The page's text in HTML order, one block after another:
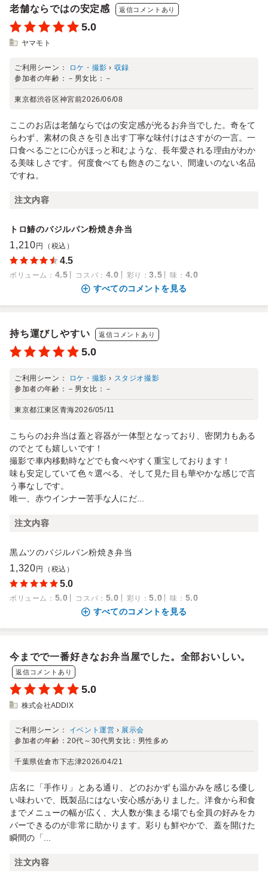
老舗ならではの安定感 返信コメントあり
5.0
ヤマモト
ご利用シーン： ロケ・撮影 › 収録
参加者の年齢： － 男女比： －
東京都渋谷区神宮前2026/06/08
ここのお店は老舗ならではの安定感が光るお弁当でした。奇をて
らわず、素材の良さを引き出す丁寧な味付けはさすがの一言。一
口食べるごとに心がほっと和むような、長年愛される理由がわか
る美味しさです。何度食べても飽きのこない、間違いのない名品
ですね。
注文内容
トロ鰆のバジルパン粉焼き弁当
1,210 円（税込）
4.5
ボリューム ： 4.5 コスパ ： 4.0 彩り ：3.5 味 ： 4.0
すべてのコメントを見る
持ち運びしやすい 返信コメントあり
5.0
ご利用シーン： ロケ・撮影 › スタジオ撮影
参加者の年齢： － 男女比： －
東京都江東区青海2026/05/11
こちらのお弁当は蓋と容器が一体型となっており、密閉力もある
のでとても嬉しいです！
撮影で車内移動時などでも食べやすく重宝しております！
味も安定していて色々選べる、そして見た目も華やかな感じで言
う事なしです。
唯一、赤ウインナー苦手な人にだ...
注文内容
黒ムツのバジルパン粉焼き弁当
1,320 円（税込）
5.0
ボリューム ： 5.0 コスパ ： 5.0 彩り ：5.0 味 ： 5.0
すべてのコメントを見る
今までで一番好きなお弁当屋でした。全部おいしい。
返信コメントあり
5.0
株式会社ADDIX
ご利用シーン： イベント運営 › 展示会
参加者の年齢：20代～30代男女比： 男性多め
千葉県佐倉市下志津2026/04/21
店名に「手作り」とある通り、どのおかずも温かみを感じる優し
い味わいで、既製品にはない安心感がありました。洋食から和食
までメニューの幅が広く、大人数が集まる場でも全員の好みをカ
バーできるのが非常に助かります。彩りも鮮やかで、蓋を開けた
瞬間の「...
注文内容